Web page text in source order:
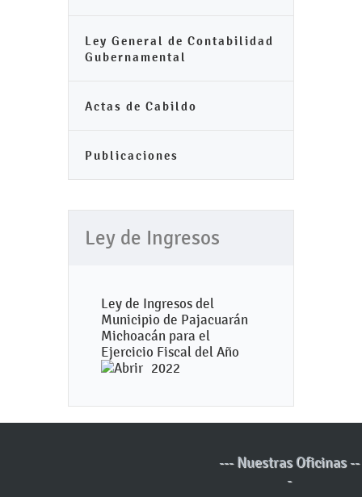
Ley General de Contabilidad
Gubernamental
Actas de Cabildo
Publicaciones
Ley de Ingresos
Ley de Ingresos del
Municipio de Pajacuarán
Michoacán para el
Ejercicio Fiscal del Año
2022
--- Nuestras Oficinas --
-